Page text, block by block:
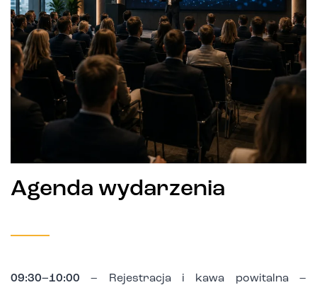
Agenda wydarzenia
09:30–10:00 – Rejestracja i kawa powitalna –